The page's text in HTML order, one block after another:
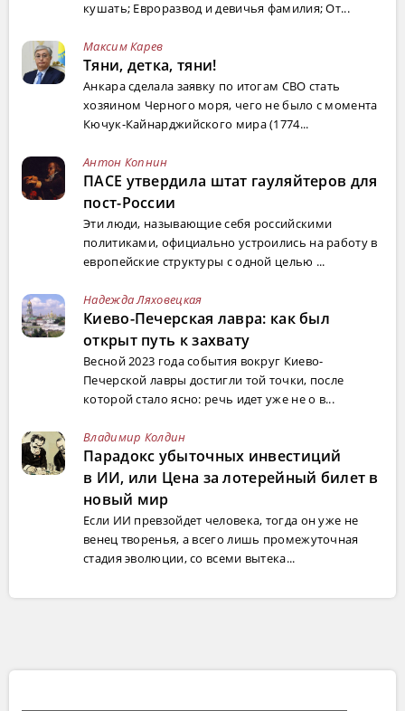
кушать; Евроразвод и девичья фамилия; От...
Максим Карев
Тяни, детка, тяни!
Анкара сделала заявку по итогам СВО стать
хозяином Черного моря, чего не было с момента
Кючук-Кайнарджийского мира (1774...
Антон Копнин
ПАСЕ утвердила штат гауляйтеров для
пост-России
Эти люди, называющие себя российскими
политиками, официально устроились на работу в
европейские структуры с одной целью ...
Надежда Ляховецкая
Киево-Печерская лавра: как был
открыт путь к захвату
Весной 2023 года события вокруг Киево-
Печерской лавры достигли той точки, после
которой стало ясно: речь идет уже не о в...
Владимир Колдин
Парадокс убыточных инвестиций
в ИИ, или Цена за лотерейный билет в
новый мир
Если ИИ превзойдет человека, тогда он уже не
венец творенья, а всего лишь промежуточная
стадия эволюции, со всеми вытека...